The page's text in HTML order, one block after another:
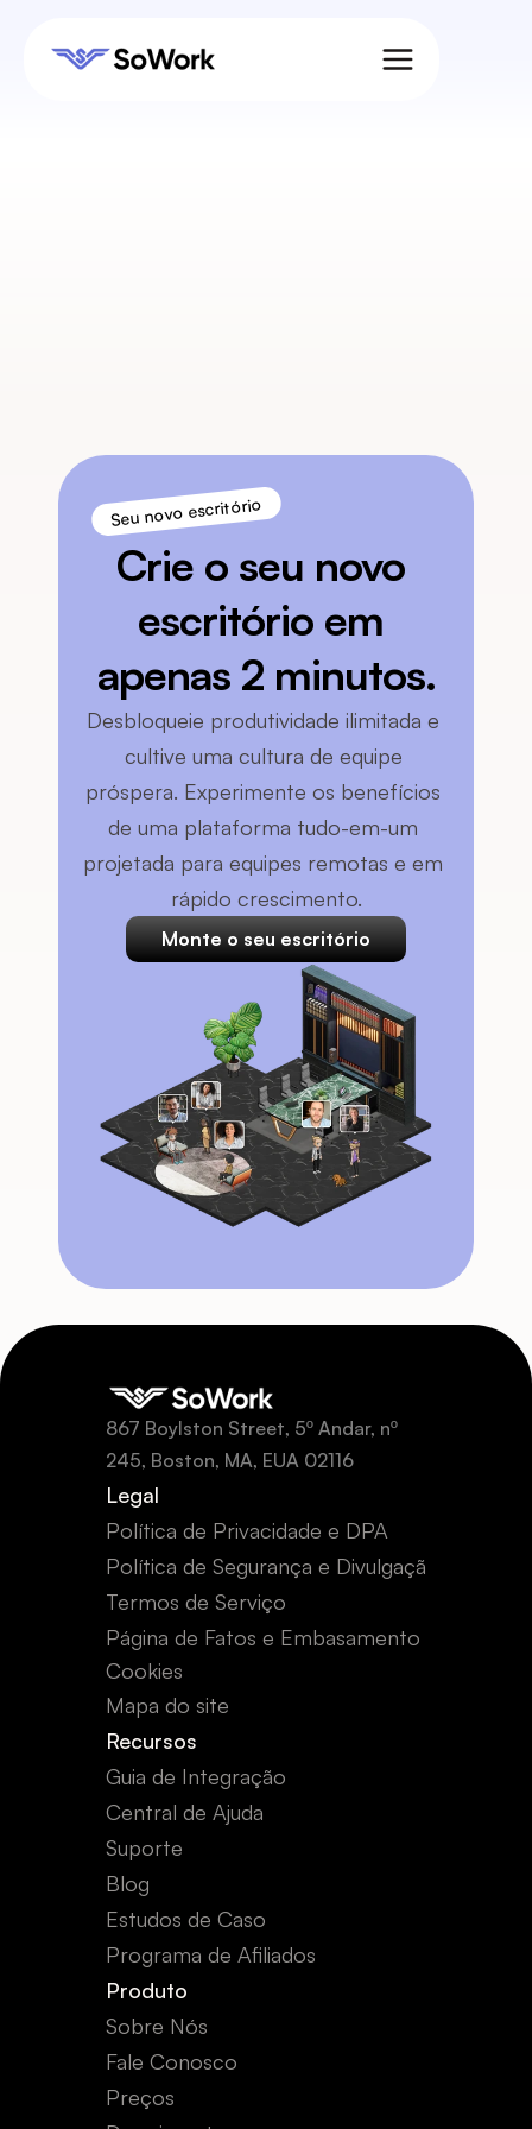
Seu novo escritório
Crie o seu novo
escritório em
apenas 2 minutos.
Desbloqueie produtividade ilimitada e
cultive uma cultura de equipe
próspera. Experimente os benefícios
de uma plataforma tudo-em-um
projetada para equipes remotas e em
rápido crescimento.
Monte o seu escritório
867 Boylston Street, 5º Andar, nº
245, Boston, MA, EUA 02116
Produto
Sobre Nós
Fale Conosco
Preços
Recursos
Guia de Integração
Central de Ajuda
Suporte
Blog
Estudos de Caso
Programa de Afiliados
Legal
Política de Privacidade e DPA
Política de Segurança e Divulgação
Termos de Serviço
Cookies
Página de Fatos e Embasamento
Mapa do site